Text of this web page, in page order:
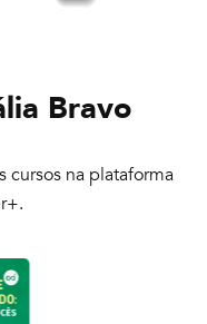
Bravo
cursos na plataforma